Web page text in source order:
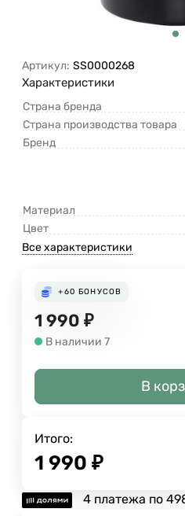
Артикул: SS0000268
Характеристики
Страна бренда
Страна производства товара
Бренд
Материал
Цвет
Все характеристики
+60 БОНУСОВ
1 990 ₽
В наличии 7
В
Итого:
1 990 ₽
4 платежа по